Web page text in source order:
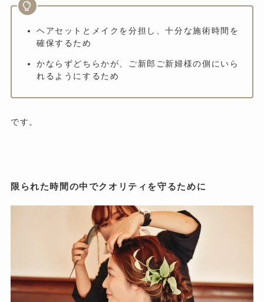
ヘアセットとメイクを分担し、十分な施術時間を
確保するため
かならずどちらかが、ご新郎ご新婦様の側にいら
れるようにするため
です。
限られた時間の中でクオリティを守るために